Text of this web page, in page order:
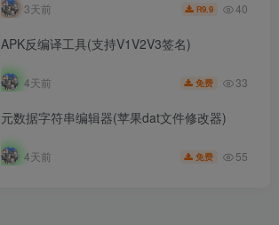
3天前 R9.9 40
APK反编译工具(支持V1V2V3签名)
4天前 免费 33
元数据字符串编辑器(苹果dat文件修改器)
4天前 免费 55